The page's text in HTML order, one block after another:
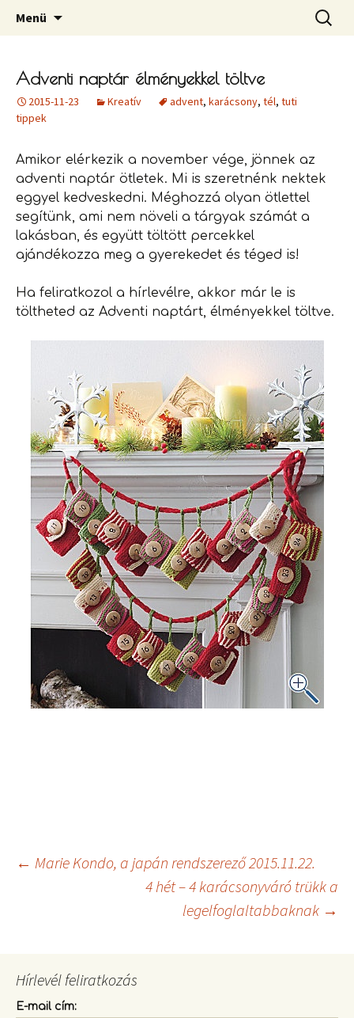
Rendberaklak
Ahol a rendnek lelke van!
Menü
Adventi naptár élményekkel töltve
2015-11-23 Kreatív advent, karácsony, tél, tuti
tippek
Amikor elérkezik a november vége, jönnek az
adventi naptár ötletek. Mi is szeretnénk nektek
eggyel kedveskedni. Méghozzá olyan ötlettel
segítünk, ami nem növeli a tárgyak számát a
lakásban, és együtt töltött percekkel
ajándékozza meg a gyerekedet és téged is!
Ha feliratkozol a hírlevélre, akkor már le is
töltheted az Adventi naptárt, élményekkel töltve.
Bejegyzések
← Marie Kondo, a japán rendszerező 2015.11.22.
4 hét – 4 karácsonyváró trükk a
legelfoglaltabbaknak →
Hírlevél feliratkozás
E-mail cím: